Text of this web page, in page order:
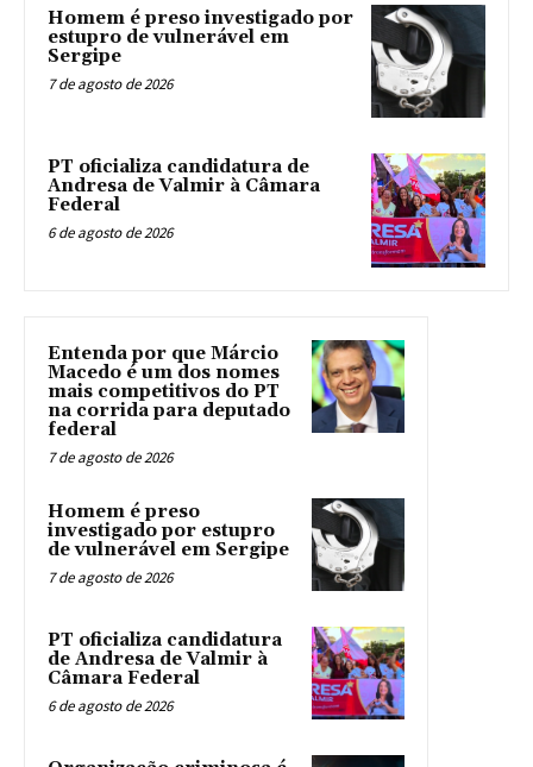
Homem é preso investigado por
estupro de vulnerável em
Sergipe
7 de agosto de 2026
PT oficializa candidatura de
Andresa de Valmir à Câmara
Federal
6 de agosto de 2026
Entenda por que Márcio
Macedo é um dos nomes
mais competitivos do PT
na corrida para deputado
federal
7 de agosto de 2026
Homem é preso
investigado por estupro
de vulnerável em Sergipe
7 de agosto de 2026
PT oficializa candidatura
de Andresa de Valmir à
Câmara Federal
6 de agosto de 2026